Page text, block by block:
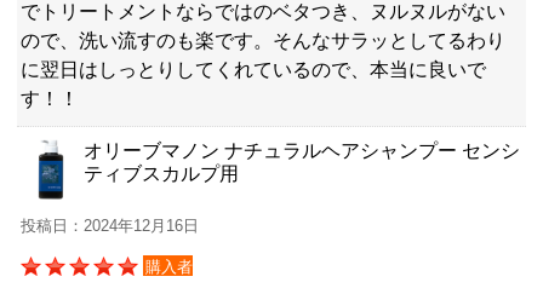
でトリートメントならではのベタつき、ヌルヌルがない
ので、洗い流すのも楽です。そんなサラッとしてるわり
に翌日はしっとりしてくれているので、本当に良いで
す！！
オリーブマノン ナチュラルヘアシャンプー センシ
ティブスカルプ用
投稿日：2024年12月16日
購入者